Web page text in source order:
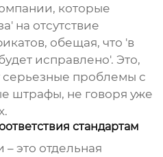
которые
на отсутствие
обещая, что 'в
исправлено'. Это,
серьезные проблемы с
штрафы, не говоря уже
стандартам
это отдельная